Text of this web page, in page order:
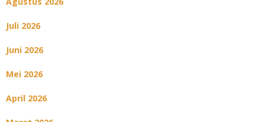
Juli 2026
Juni 2026
Mei 2026
April 2026